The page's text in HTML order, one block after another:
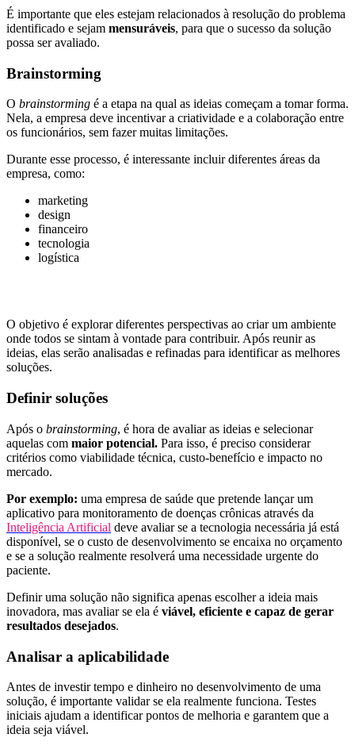
É importante que eles estejam relacionados à resolução do problema
identificado e sejam mensuráveis, para que o sucesso da solução
possa ser avaliado.
Brainstorming
O brainstorming é a etapa na qual as ideias começam a tomar forma.
Nela, a empresa deve incentivar a criatividade e a colaboração entre
os funcionários, sem fazer muitas limitações.
Durante esse processo, é interessante incluir diferentes áreas da
empresa, como:
marketing
design
financeiro
tecnologia
logística
O objetivo é explorar diferentes perspectivas ao criar um ambiente
onde todos se sintam à vontade para contribuir. Após reunir as
ideias, elas serão analisadas e refinadas para identificar as melhores
soluções.
Definir soluções
Após o brainstorming, é hora de avaliar as ideias e selecionar
aquelas com maior potencial. Para isso, é preciso considerar
critérios como viabilidade técnica, custo-benefício e impacto no
mercado.
Por exemplo: uma empresa de saúde que pretende lançar um
aplicativo para monitoramento de doenças crônicas através da
Inteligência Artificial deve avaliar se a tecnologia necessária já está
disponível, se o custo de desenvolvimento se encaixa no orçamento
e se a solução realmente resolverá uma necessidade urgente do
paciente.
Definir uma solução não significa apenas escolher a ideia mais
inovadora, mas avaliar se ela é viável, eficiente e capaz de gerar
resultados desejados.
Analisar a aplicabilidade
Antes de investir tempo e dinheiro no desenvolvimento de uma
solução, é importante validar se ela realmente funciona. Testes
iniciais ajudam a identificar pontos de melhoria e garantem que a
ideia seja viável.